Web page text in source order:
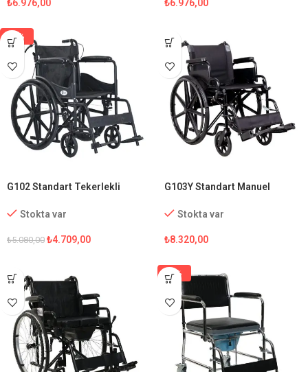
₺6.976,00 ₺6.976,00
-7%
G102 Standart Tekerlekli
Stokta var
₺5.080,00 ₺4.709,00
G103Y Standart Manuel
Stokta var
₺8.320,00
-5%